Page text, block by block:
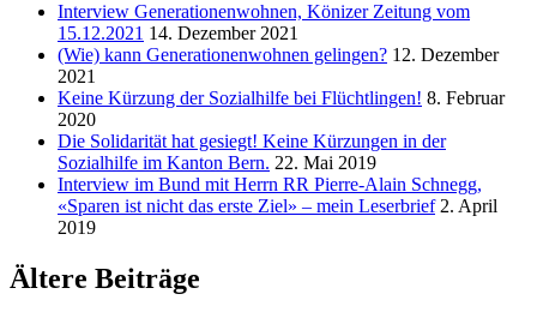
Interview Generationenwohnen, Könizer Zeitung vom
15.12.2021 14. Dezember 2021
(Wie) kann Generationenwohnen gelingen? 12. Dezember
2021
Keine Kürzung der Sozialhilfe bei Flüchtlingen! 8. Februar
2020
Die Solidarität hat gesiegt! Keine Kürzungen in der
Sozialhilfe im Kanton Bern. 22. Mai 2019
Interview im Bund mit Herrn RR Pierre-Alain Schnegg,
«Sparen ist nicht das erste Ziel» – mein Leserbrief 2. April
2019
Ältere Beiträge